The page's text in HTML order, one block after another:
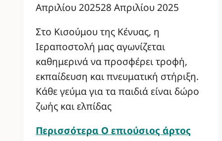
Απριλίου 202528 Απριλίου 2025
Στο Κισούμου της Κένυας, η
Ιεραποστολή μας αγωνίζεται
καθημερινά να προσφέρει τροφή,
εκπαίδευση και πνευματική στήριξη.
Κάθε γεύμα για τα παιδιά είναι δώρο
ζωής και ελπίδας
Περισσότερα Ο επιούσιος άρτος